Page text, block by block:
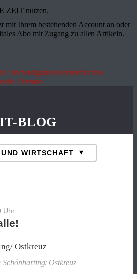
ZEIT nutzen.
mit Ihrem bestehenden Account an oder
Abo mit Zugang zu allen Artikeln.
DürreMigrationRenteInitiative
Themen
BLOG
Uhr
Ostkreuz